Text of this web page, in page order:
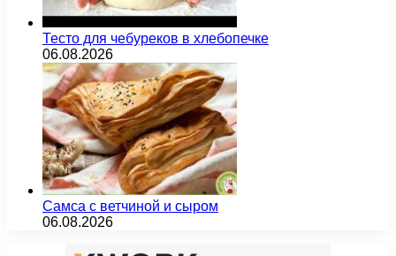
Тесто для чебуреков в хлебопечке
06.08.2026
Самса с ветчиной и сыром
06.08.2026